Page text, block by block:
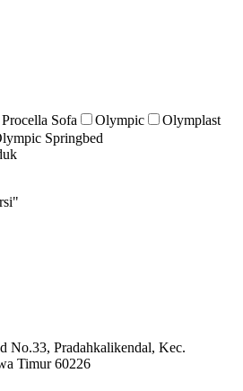
Procella Sofa Olympic
Olymplast
Springbed
No.33, Pradahkalikendal, Kec.
Timur 60226